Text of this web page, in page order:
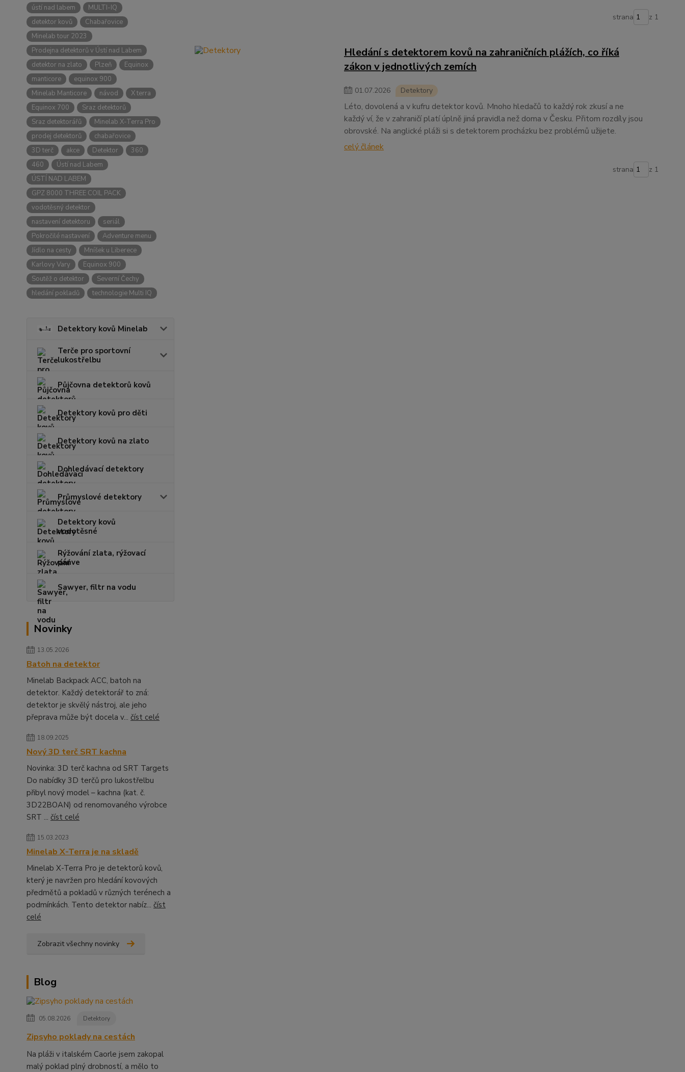
ústí nad labem
MULTI-IQ
detektor kovů
Chabařovice
Minelab tour 2023
Prodejna detektorů v Ústí nad Labem
detektor na zlato
Plzeň
Equinox
manticore
equinox 900
Minelab Manticore
návod
X terra
Equinox 700
Sraz detektorů
Sraz detektorářů
Minelab X-Terra Pro
prodej detektorů
chabařovice
3D terč
akce Detektor
360
460
Ústí nad Labem
ÚSTÍ NAD LABEM
GPZ 8000 THREE COIL PACK
vodotěsný detektor
nastavení detektoru
seriál
Pokročilé nastavení
Adventure menu
Jídlo na cesty
Mníšek u Liberece
Karlovy Vary
Equinox 900
Soutěž o detektor
Severní Čechy
hledání pokladů
technologie Multi IQ
Detektory kovů Minelab
Terče pro sportovní
lukostřelbu
Půjčovna detektorů kovů
Detektory kovů pro děti
Detektory kovů na zlato
Dohledávací detektory
Průmyslové detektory
Detektory kovů
vodotěsné
Rýžování zlata, rýžovací
pánve
Sawyer, filtr na vodu
Novinky
13.05.2026
Batoh na detektor
Minelab Backpack ACC, batoh na
detektor. Každý detektorář to zná:
detektor je skvělý nástroj, ale jeho
přeprava může být docela v... číst celé
18.09.2025
Nový 3D terč SRT kachna
Novinka: 3D terč kachna od SRT Targets
Do nabídky 3D terčů pro lukostřelbu
přibyl nový model – kachna (kat. č.
3D22BOAN) od renomovaného výrobce
SRT ... číst celé
15.03.2023
Minelab X-Terra je na skladě
Minelab X-Terra Pro je detektorů kovů,
který je navržen pro hledání kovových
předmětů a pokladů v různých terénech a
podmínkách. Tento detektor nabíz... číst
celé
Zobrazit všechny novinky
Blog
05.08.2026 Detektory
Zipsyho poklady na cestách
Na pláži v italském Caorle jsem zakopal
malý poklad plný drobností, a mělo to
strana z 1
Hledání s detektorem kovů na zahraničních plážích, co říká
zákon v jednotlivých zemích
01.07.2026 Detektory
Léto, dovolená a v kufru detektor kovů. Mnoho hledačů to každý rok zkusí a ne
každý ví, že v zahraničí platí úplně jiná pravidla než doma v Česku. Přitom rozdíly jsou
obrovské. Na anglické pláži si s detektorem procházku bez problémů užijete.
celý článek
strana z 1